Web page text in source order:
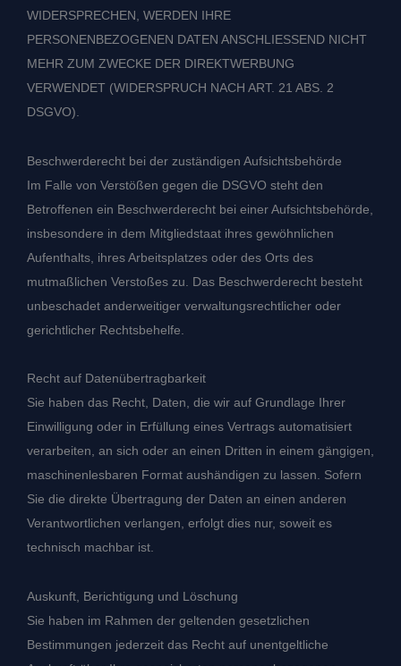
WIDERSPRECHEN, WERDEN IHRE
PERSONENBEZOGENEN DATEN ANSCHLIESSEND NICHT
MEHR ZUM ZWECKE DER DIREKTWERBUNG
VERWENDET (WIDERSPRUCH NACH ART. 21 ABS. 2
DSGVO).
Beschwerde­recht bei der zuständigen Aufsichts­behörde
Im Falle von Verstößen gegen die DSGVO steht den
Betroffenen ein Beschwerderecht bei einer Aufsichtsbehörde,
insbesondere in dem Mitgliedstaat ihres gewöhnlichen
Aufenthalts, ihres Arbeitsplatzes oder des Orts des
mutmaßlichen Verstoßes zu. Das Beschwerderecht besteht
unbeschadet anderweitiger verwaltungsrechtlicher oder
gerichtlicher Rechtsbehelfe.
Recht auf Daten­übertrag­barkeit
Sie haben das Recht, Daten, die wir auf Grundlage Ihrer
Einwilligung oder in Erfüllung eines Vertrags automatisiert
verarbeiten, an sich oder an einen Dritten in einem gängigen,
maschinenlesbaren Format aushändigen zu lassen. Sofern
Sie die direkte Übertragung der Daten an einen anderen
Verantwortlichen verlangen, erfolgt dies nur, soweit es
technisch machbar ist.
Auskunft, Berichtigung und Löschung
Sie haben im Rahmen der geltenden gesetzlichen
Bestimmungen jederzeit das Recht auf unentgeltliche